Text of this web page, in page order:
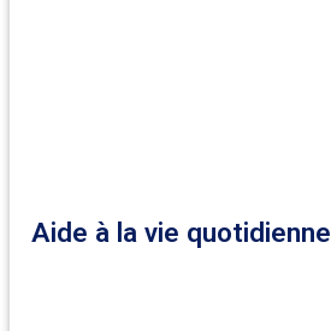
Aide à la vie quotidienne